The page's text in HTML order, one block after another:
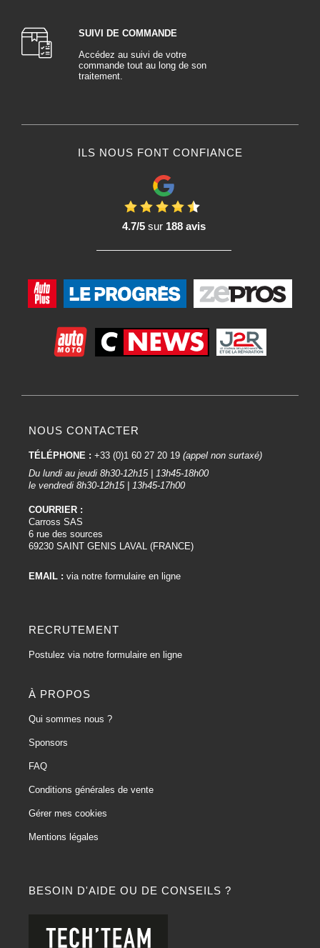
SUIVI DE COMMANDE
Accédez au suivi de votre
commande tout au long de son
traitement.
ILS NOUS FONT CONFIANCE
4.7/5sur 188 avis
BESOIN D'AIDE OU DE CONSEILS ?
NOUS CONTACTER
TÉLÉPHONE : +33 (0)1 60 27 20 19 (appel non surtaxé)
Du lundi au jeudi 8h30-12h15 | 13h45-18h00
le vendredi 8h30-12h15 | 13h45-17h00
COURRIER :
Carross SAS
6 rue des sources
69230 SAINT GENIS LAVAL (FRANCE)
EMAIL : via notre formulaire en ligne
RECRUTEMENT
Postulez via notre formulaire en ligne
À PROPOS
Qui sommes nous ?
Sponsors
FAQ
Conditions générales de vente
Gérer mes cookies
Mentions légales